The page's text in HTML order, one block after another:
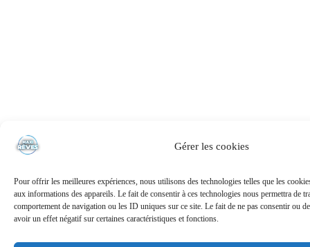
Gérer les cookies
Pour offrir les meilleures expériences, nous utilisons des technologies telles que les
aux informations des appareils. Le fait de consentir à ces technologies nous permettra de
comportement de navigation ou les ID uniques sur ce site. Le fait de ne pas consentir ou
avoir un effet négatif sur certaines caractéristiques et fonctions.